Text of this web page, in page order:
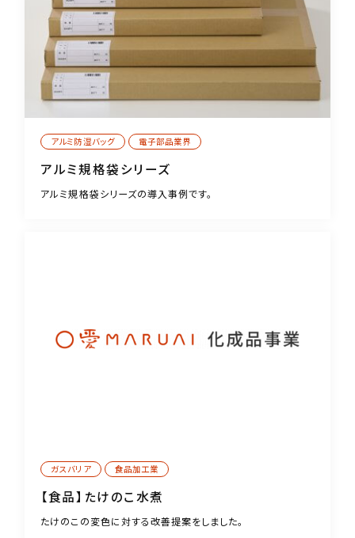
アルミ防湿バッグ 電子部品業界
アルミ規格袋シリーズ
アルミ規格袋シリーズの導入事例です。
ガスバリア 食品加工業
【食品】たけのこ水煮
たけのこの変色に対する改善提案をしました。